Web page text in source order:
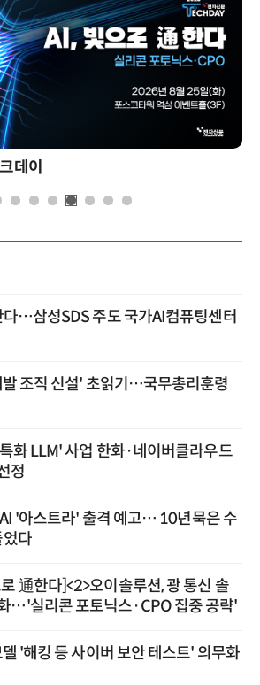
데이
…삼성SDS 주도 국가AI컴퓨팅센터
발 조직 신설' 초읽기…국무총리훈령
화 LLM' 사업 한화·네이버클라우드
정
'아스트라' 출격 예고… 10년묵은 수
었다
通한다]<2>오이솔루션, 광 통신 솔
…'실리콘 포토닉스·CPO 집중 공략'
'해킹 등 사이버 보안 테스트' 의무화